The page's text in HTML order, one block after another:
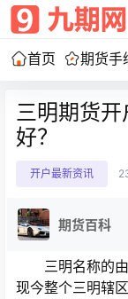
首页 期货手
三明期货
好？
开户最新资讯
期货百科
三明名称的由
现今整个三明辖